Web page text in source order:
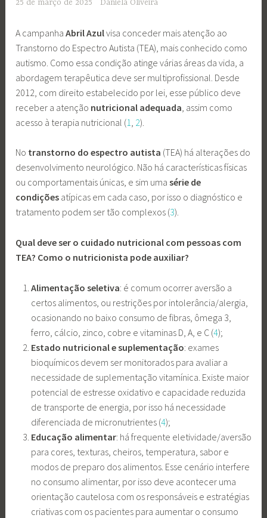
25 de março de 2025 Daniela Oliveira
A campanhaAbril Azulvisa conceder mais atenção ao
Transtorno do Espectro Autista (TEA), mais conhecido como
autismo. Como essa condição atinge várias áreas da vida, a
abordagem terapêutica deve ser multiprofissional. Desde
2012, com direito estabelecido por lei, esse público deve
receber a atenção nutricional adequada , assim como
acesso à terapia nutricional (1 2).
No transtorno do espectro autista (TEA) há alterações do
desenvolvimento neurológico. Não há características físicas
ou comportamentais únicas, e sim umasérie de
condições atípicas em cada caso, por isso o diagnóstico e
tratamento podem ser tão complexos (3).
Qual deve ser o cuidado nutricional com pessoas com
TEA? Como o nutricionista pode auxiliar?
Alimentação seletiva: é comum ocorrer aversão a
certos alimentos, ou restrições por intolerância/alergia,
ocasionando no baixo consumo de fibras, ômega 3,
ferro, cálcio, zinco, cobre e vitaminas D, A, e C (4);
Estado nutricional e suplementação: exames
bioquímicos devem ser monitorados para avaliar a
necessidade de suplementação vitamínica. Existe maior
potencial de estresse oxidativo e capacidade reduzida
de transporte de energia, por isso há necessidade
diferenciada de micronutrientes (4);
Educação alimentar: há frequente eletividade/aversão
para cores, texturas, cheiros, temperatura, sabor e
modos de preparo dos alimentos. Esse cenário interfere
no consumo alimentar, por isso deve acontecer uma
orientação cautelosa com os responsáveis e estratégias
criativas com os pacientes para aumentar o consumo